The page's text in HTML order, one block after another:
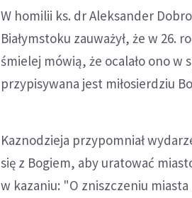
W homilii ks. dr Aleksander
Białymstoku zauważył, że w 26.
śmielej mówią, że ocalało ono w
przypisywana jest miłosierdziu
Kaznodzieja przypomniał
się z Bogiem, aby uratować
w kazaniu: "O zniszczeniu